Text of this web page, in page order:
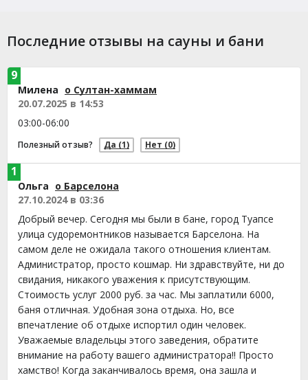
Последние отзывы на сауны и бани
Милена о Султан-хаммам
20.07.2025 в 14:53
03:00-06:00
Полезный отзыв? Да (1) Нет (0)
9
Ольга о Барселона
27.10.2024 в 03:36
Добрый вечер. Сегодня мы были в бане, город Туапсе
улица судоремонтников называется Барселона. На
самом деле не ожидала такого отношения клиентам.
Администратор, просто кошмар. Ни здравствуйте, ни до
свидания, никакого уважения к присутствующим.
Стоимость услуг 2000 руб. за час. Мы заплатили 6000,
баня отличная. Удобная зона отдыха. Но, все
впечатление об отдыхе испортил один человек.
Уважаемые владельцы этого заведения, обратите
внимание на работу вашего администратора!! Просто
хамство! Когда заканчивалось время, она зашла и
1